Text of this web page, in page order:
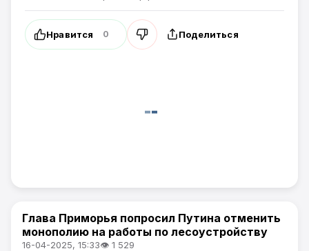
Нравится 0 Поделиться
Новости Приморского края
Глава Приморья попросил Путина отменить
монополию на работы по лесоустройству
16-04-2025, 15:33👁 1 529